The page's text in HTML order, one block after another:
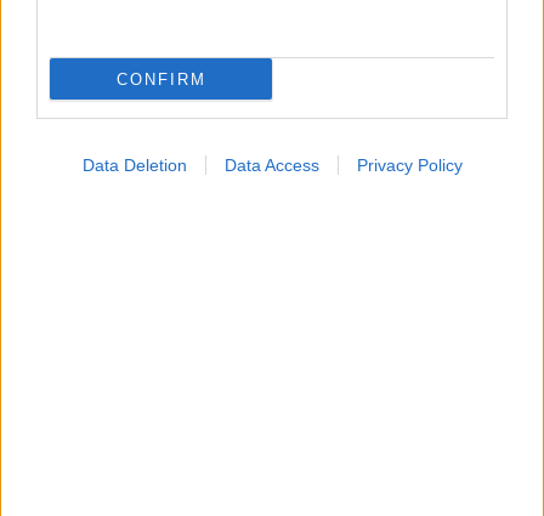
CONFIRM
Data Deletion Data Access Privacy Policy